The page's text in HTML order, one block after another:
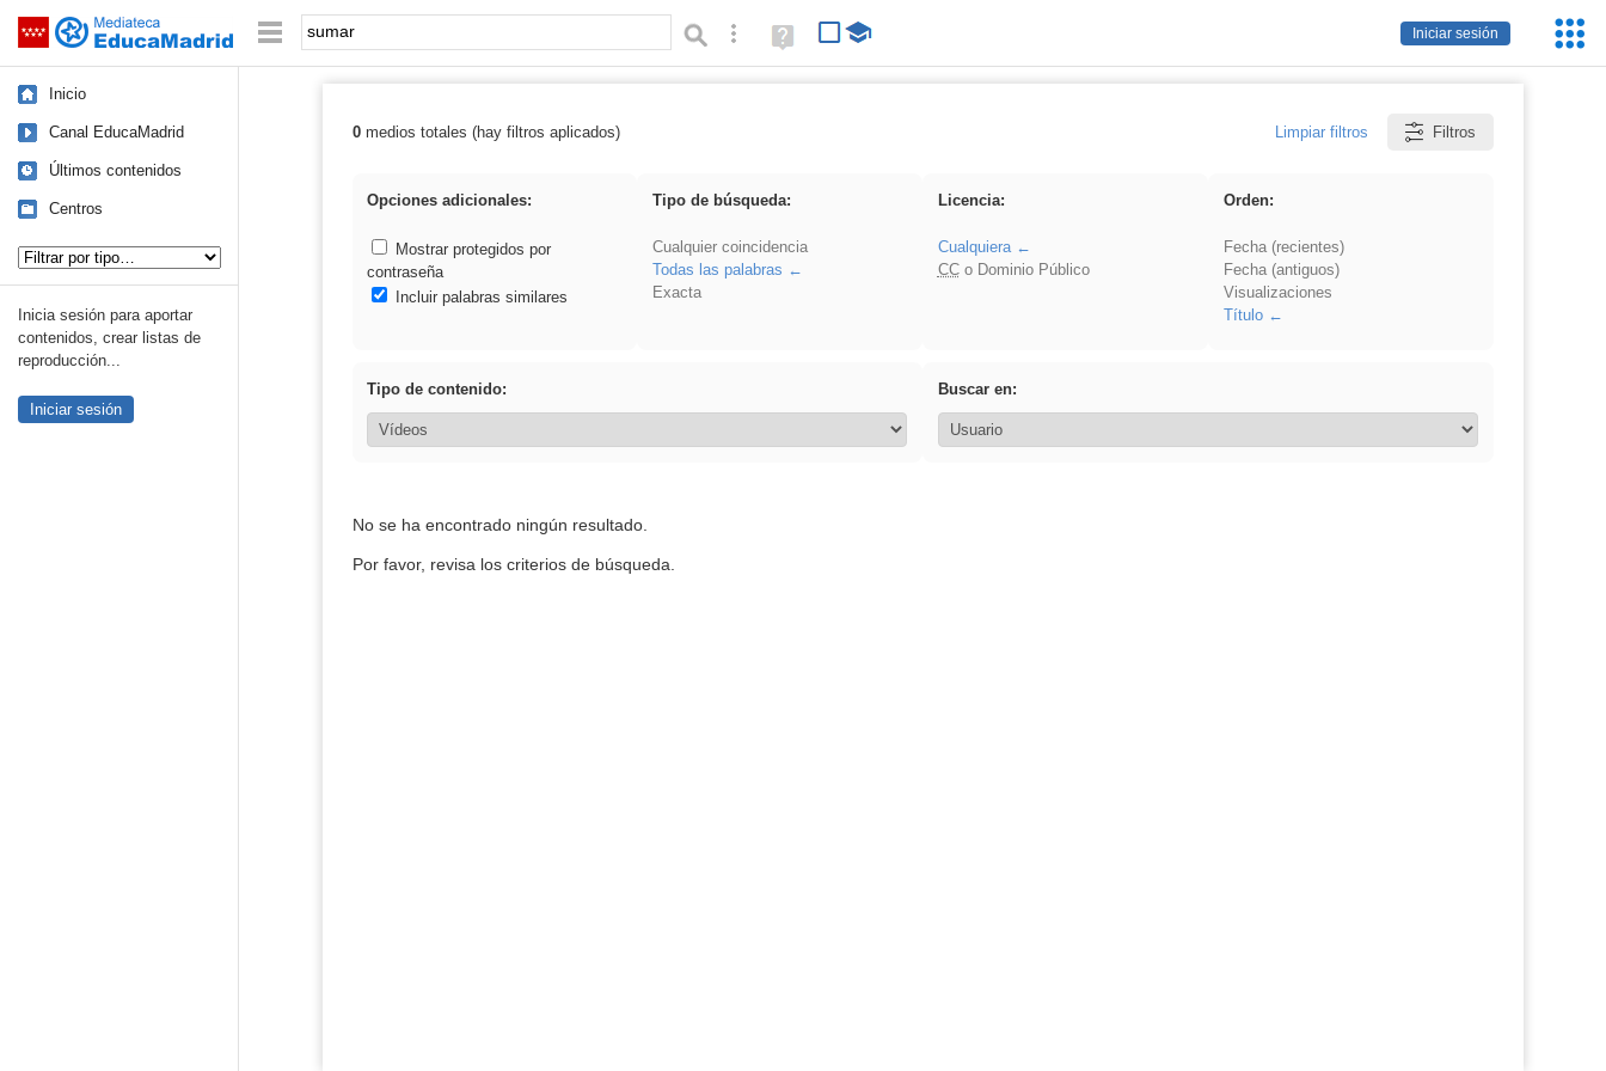
Saltar navegación
Iniciar sesión
Palabra o frase: Búsqueda avanzada
Ayuda
(en
Inicio
Canal EducaMadrid
Últimos contenidos
Centros
Inicia sesión para aportar
contenidos, crear listas de
reproducción...
Iniciar sesión
Resultados de: sumar
0medios totales (hay filtros aplicados) Limpiar filtros Filtros
Opciones adicionales:
Mostrar protegidos por
contraseña
Incluir palabras similares
Tipo de búsqueda:
Cualquier coincidencia
Todas las palabras
Exacta
Licencia:
Cualquiera
CCo Dominio Público
Orden:
Fecha (recientes)
Fecha (antiguos)
Visualizaciones
Título
Tipo de contenido: Buscar en:
No se ha encontrado ningún resultado.
Por favor, revisa los criterios de búsqueda.